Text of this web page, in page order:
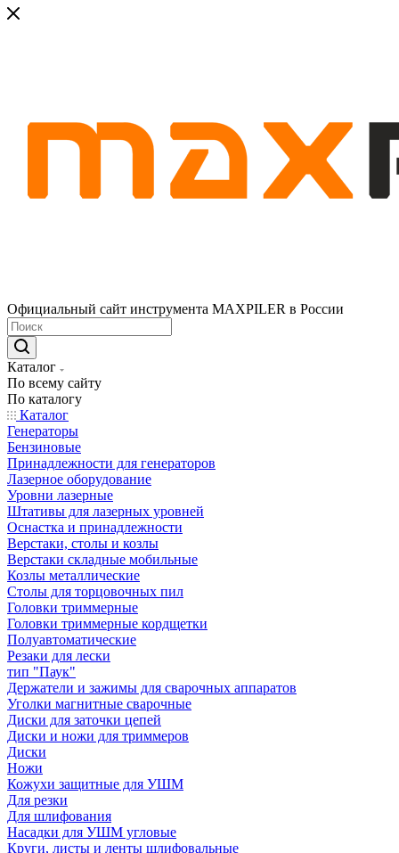
Официальный сайт инструмента MAXPILER в России
Каталог
По всему сайту
По каталогу
Каталог
Генераторы
Бензиновые
Принадлежности для генераторов
Лазерное оборудование
Уровни лазерные
Штативы для лазерных уровней
Оснастка и принадлежности
Верстаки, столы и козлы
Верстаки складные мобильные
Козлы металлические
Столы для торцовочных пил
Головки триммерные
Головки триммерные кордщетки
Полуавтоматические
Резаки для лески
тип "Паук"
Держатели и зажимы для сварочных аппаратов
Уголки магнитные сварочные
Диски для заточки цепей
Диски и ножи для триммеров
Диски
Ножи
Кожухи защитные для УШМ
Для резки
Для шлифования
Насадки для УШМ угловые
Круги, листы и ленты шлифовальные